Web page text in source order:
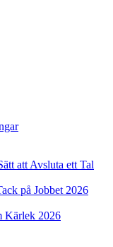
att Avsluta ett Tal
på Jobbet 2026
Kärlek 2026